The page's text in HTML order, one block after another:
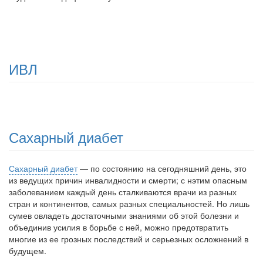
ИВЛ
Сахарный диабет
Сахарный диабет— по состоянию на сегодняшний день, это
из ведущих причин инвалидности и смерти; с нэтим опасным
заболеванием каждый день сталкиваются врачи из разных
стран и континентов, самых разных специальностей. Но лишь
сумев овладеть достаточными зна­ниями об этой болезни и
объединив усилия в борьбе с ней, можно предотвратить
многие из ее гроз­ных последствий и серьезных осложнений в
будущем.